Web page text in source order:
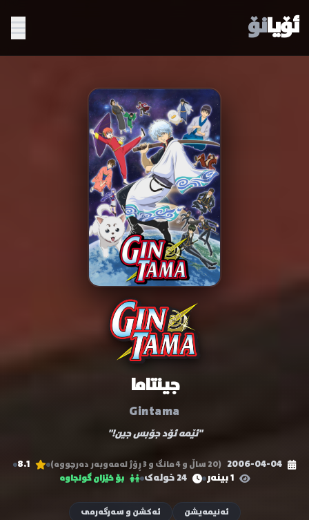
ئۆیانۆ
جینتاما
Gintama
"ئێمە ئۆد جۆبس جین!"
2006-04-04 (20 ساڵ و 4 مانگ و 3 ڕۆژ لەمەوبەر دەرچووە)
8.1
1 بینەر
24 خولەک بۆ خێزان گونجاوە
ئەنیمەیشن
ئەکشن و سەرگەرمی